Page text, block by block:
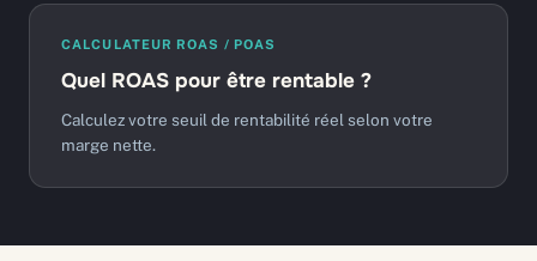
CALCULATEUR ROAS / POAS
Quel ROAS pour être rentable ?
Calculez votre seuil de rentabilité réel selon votre
marge nette.